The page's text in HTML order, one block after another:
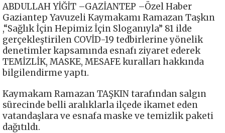
ABDULLAH YİĞİT –GAZİANTEP –Özel Haber
Gaziantep Yavuzeli Kaymakamı Ramazan Taşkın
,“Sağlık İçin Hepimiz İçin Sloganıyla” 81 ilde
gerçekleştirilen COVİD-19 tedbirlerine yönelik
denetimler kapsamında esnafı ziyaret ederek
TEMİZLİK, MASKE, MESAFE kuralları hakkında
bilgilendirme yaptı.
Kaymakam Ramazan TAŞKIN tarafından salgın
sürecinde belli aralıklarla ilçede ikamet eden
vatandaşlara ve esnafa maske ve temizlik paketi
dağıtıldı.